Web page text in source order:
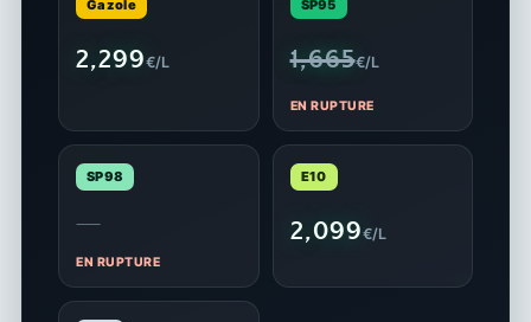
Gazole
2,299€/L
SP95
1,665€/L
EN RUPTURE
SP98
—
EN RUPTURE
E10
2,099€/L